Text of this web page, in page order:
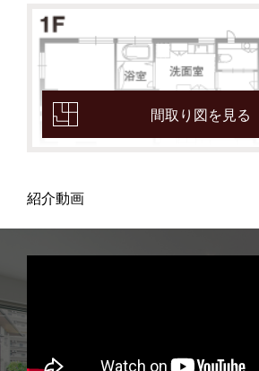
間取り図を見る
紹介動画